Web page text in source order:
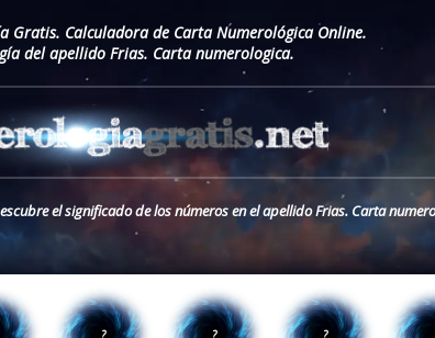
Gratis. Calculadora de Carta Numerológica Online.
del apellido Frias. Carta numerologica.
el significado de los números en el apellido Frias. Carta